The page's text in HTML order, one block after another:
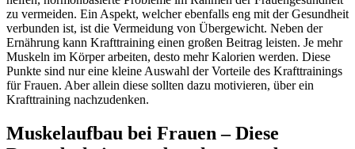
zu vermeiden. Ein Aspekt, welcher ebenfalls eng mit der Gesundheit
verbunden ist, ist die Vermeidung von Übergewicht. Neben der
Ernährung kann Krafttraining einen großen Beitrag leisten. Je mehr
Muskeln im Körper arbeiten, desto mehr Kalorien werden. Diese
Punkte sind nur eine kleine Auswahl der Vorteile des Krafttrainings
für Frauen. Aber allein diese sollten dazu motivieren, über ein
Krafttraining nachzudenken.
Muskelaufbau bei Frauen – Diese